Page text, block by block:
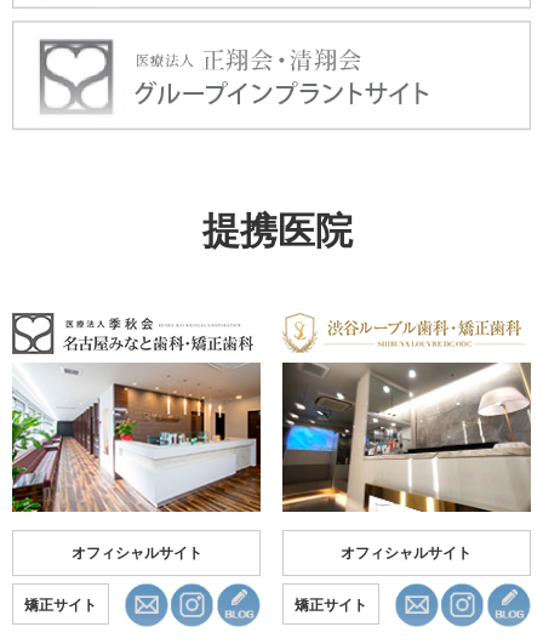
提携医院
オフィシャルサイト
矯正サイト
オフィシャルサイト
矯正サイト